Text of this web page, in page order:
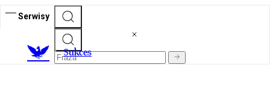
Serwisy
Sukces